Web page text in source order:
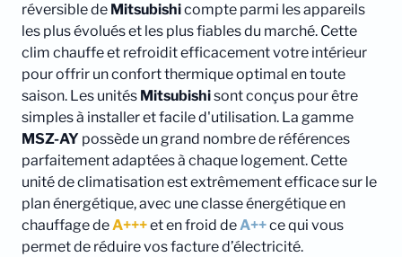
réversible de Mitsubishicompte parmi les appareils
les plus évolués et les plus fiables du marché. Cette
clim chauffe et refroidit efficacement votre intérieur
pour offrir un confort thermique optimal en toute
saison. Les unités Mitsubishisont conçus pour être
simples à installer et facile d'utilisation. La gamme
MSZ-AY possède un grand nombre de références
parfaitement adaptées à chaque logement. Cette
unité de climatisation est extrêmement efficace sur le
plan énergétique, avec une classe énergétique en
chauffage deA+++et en froid deA++ce qui vous
permet de réduire vos facture d’électricité.